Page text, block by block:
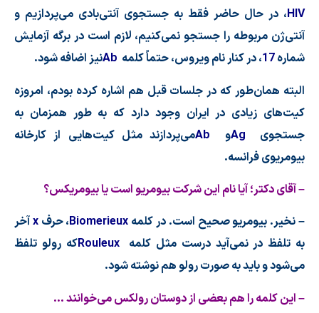
HIV، در حال حاضر فقط به جستجوی آنتیبادی میپردازیم و
آنتیژن مربوطه را جستجو نمیكنیم، لازم است در برگه آزمایش
شماره17، در كنار نام ویروس، حتماً كلمه Abنیز اضافه شود.
البته همانطور كه در جلسات قبل هم اشاره كرده بودم، امروزه
كیتهای زیادی در ایران وجود دارد كه به طور همزمان به
جستجوی
Agو Abمیپردازند مثل كیتهایی از كارخانه
بیومریوی فرانسه.
– آقای دكتر؛ آیا نام این شركت بیومریو است یا بیومریكس؟
– نخیر. بیومریو صحیح است. در كلمه Biomerieux، حرفxآخر
به تلفظ در نمیآید درست مثل كلمه Rouleuxكه رولو تلفظ
میشود و باید به صورت رولو هم نوشته شود.
– این كلمه را هم بعضی از دوستان رولكس میخوانند …